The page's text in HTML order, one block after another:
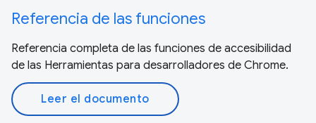
Referencia de las funciones
Referencia completa de las funciones de accesibilidad
de las Herramientas para desarrolladores de Chrome.
Leer el documento